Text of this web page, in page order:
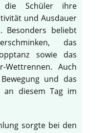
die Schüler ihre
und Ausdauer
Besonders beliebt
das
sowie das
Wettrennen. Auch
und das
an diesem Tag im
sorgte bei den